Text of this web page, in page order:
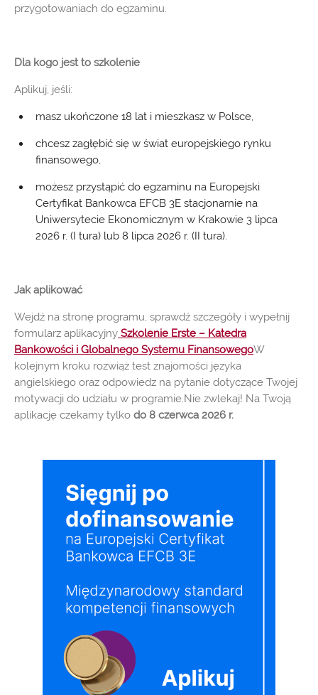
przygotowaniach do egzaminu.
Dla kogo jest to szkolenie
Aplikuj, jeśli:
masz ukończone 18 lat i mieszkasz w Polsce,
chcesz zagłębić się w świat europejskiego rynku
finansowego,
możesz przystąpić do egzaminu na Europejski
Certyfikat Bankowca EFCB 3E stacjonarnie na
Uniwersytecie Ekonomicznym w Krakowie 3 lipca
2026 r. (I tura) lub 8 lipca 2026 r. (II tura).
Jak aplikować
Wejdź na stronę programu, sprawdź szczegóły i wypełnij
formularz aplikacyjny Szkolenie Erste – Katedra
Bankowości i Globalnego Systemu FinansowegoW
kolejnym kroku rozwiąż test znajomości języka
angielskiego oraz odpowiedz na pytanie dotyczące Twojej
motywacji do udziału w programie.Nie zwlekaj! Na Twoją
aplikację czekamy tylko do 8 czerwca 2026 r.